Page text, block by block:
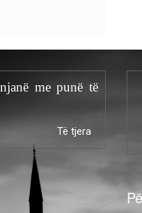
me punë të
Të tjera